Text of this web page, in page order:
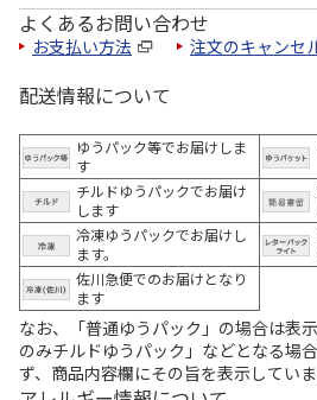
よくあるお問い合わせ
お支払い方法 注文のキャンセ
配送情報について
ゆうパック等でお届けしま
す
チルドゆうパックでお届け
します
冷凍ゆうパックでお届けし
ます。
佐川急便でのお届けとなり
ます
なお、「普通ゆうパック」の場合は表
のみチルドゆうパック」などとなる場
ず、商品内容欄にその旨を表示していま